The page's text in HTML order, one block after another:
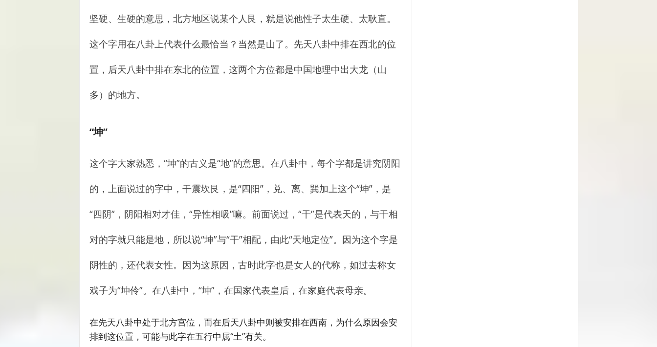
坚硬、生硬的意思，北方地区说某个人艮，就是说他性子太生硬、太耿直。
这个字用在八卦上代表什么最恰当？当然是山了。先天八卦中排在西北的位
置，后天八卦中排在东北的位置，这两个方位都是中国地理中出大龙（山
多）的地方。
“坤”
这个字大家熟悉，“坤”的古义是“地”的意思。在八卦中，每个字都是讲究阴阳
的，上面说过的字中，干震坎艮，是“四阳”，兑、离、巽加上这个“坤”，是
“四阴”，阴阳相对才佳，“异性相吸”嘛。前面说过，“干”是代表天的，与干相
对的字就只能是地，所以说“坤”与“干”相配，由此“天地定位”。因为这个字是
阴性的，还代表女性。因为这原因，古时此字也是女人的代称，如过去称女
戏子为“坤伶”。在八卦中，“坤”，在国家代表皇后，在家庭代表母亲。
在先天八卦中处于北方宫位，而在后天八卦中则被安排在西南，为什么原因会安
排到这位置，可能与此字在五行中属“土”有关。